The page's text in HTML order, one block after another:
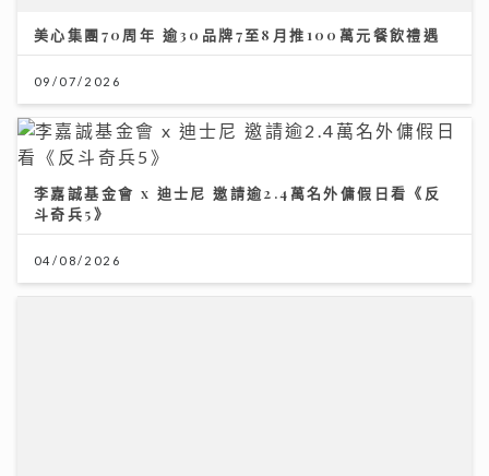
美心集團70周年 逾30品牌7至8月推100萬元餐飲禮遇
09/07/2026
李嘉誠基金會 x 迪士尼 邀請逾2.4萬名外傭假日看《反
斗奇兵5》
04/08/2026